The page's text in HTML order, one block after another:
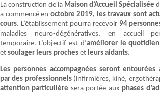
La construction de la Maison d’Accueil Spécialisée
a commencé en octobre 2019, les travaux sont
cours. L’établissement pourra recevoir 94
maladies neuro-dégénératives, en accueil
temporaire. L’objectif est d’améliorer le
et soulager leurs proches et leurs aidants.
Les personnes accompagnées seront
par des professionnels (infirmières, kiné,
attention particulière sera portée aux phases